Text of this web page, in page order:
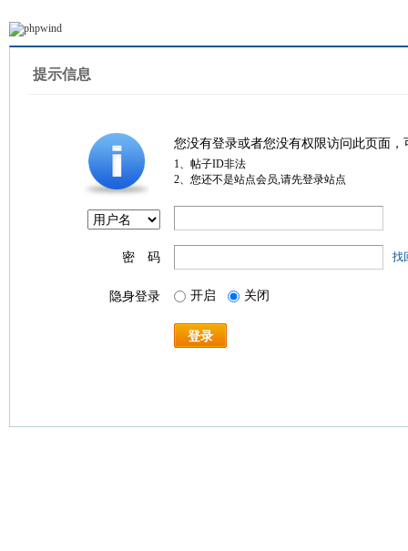
提示信息
您没有登录或者您没有权限访问此页面
1、帖子ID非法
2、您还不是站点会员,请先登录站点
密 码 找
隐身登录 开启 关闭
登录